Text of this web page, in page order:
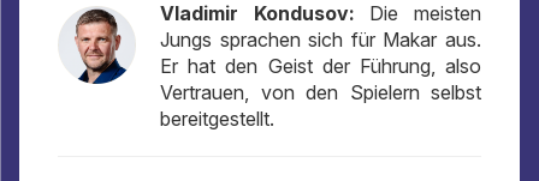
Vladimir Kondusov: Die meisten
Jungs sprachen sich für Makar aus.
Er hat den Geist der Führung, also
Vertrauen, von den Spielern selbst
bereitgestellt.